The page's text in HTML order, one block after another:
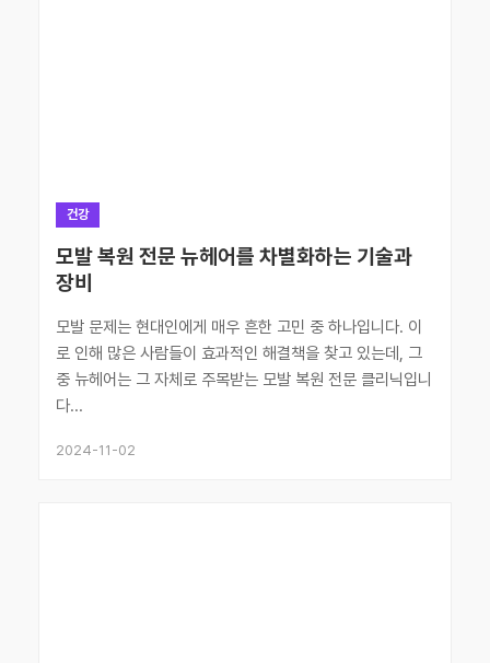
건강
모발 복원 전문 뉴헤어를 차별화하는 기술과
장비
모발 문제는 현대인에게 매우 흔한 고민 중 하나입니다. 이
로 인해 많은 사람들이 효과적인 해결책을 찾고 있는데, 그
중 뉴헤어는 그 자체로 주목받는 모발 복원 전문 클리닉입니
다...
2024-11-02